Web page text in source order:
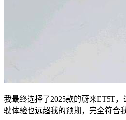
我最终选择了2025款的蔚来ET5T
驶体验也远超我的预期，完全符合